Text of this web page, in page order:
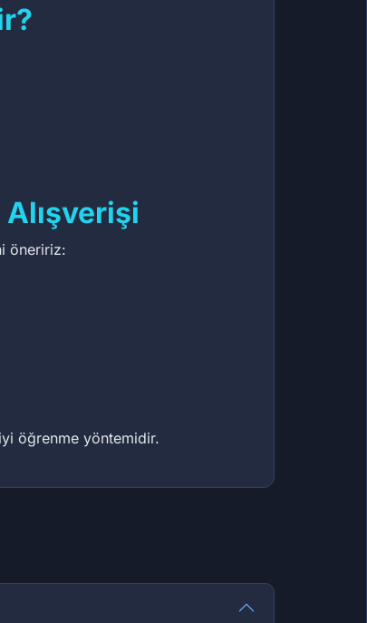
öneririz:
öğrenme yöntemidir.